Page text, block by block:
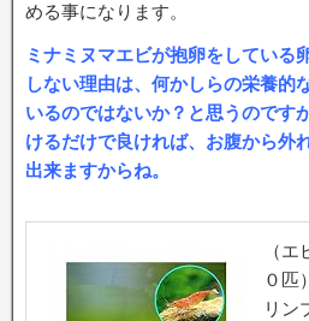
める事になります。
ミナミヌマエビが抱卵をしている
しない理由は、何かしらの栄養的
いるのではないか？と思うのです
けるだけで良ければ、お腹から外
出来ますからね。
（
０匹
リン